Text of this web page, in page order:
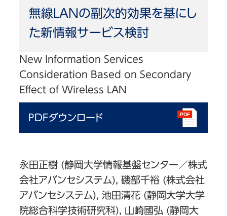
無線LANの副次的効果を基にし
た新情報サービス検討
New Information Services
Consideration Based on Secondary
Effect of Wireless LAN
PDFダウンロード
永田正樹 (静岡大学情報基盤センター／株式
会社アバンセシステム), 磯部千裕 (株式会社
アバンセシステム), 池田清花 (静岡大学大学
院総合科学技術研究科), 山崎國弘 (静岡大